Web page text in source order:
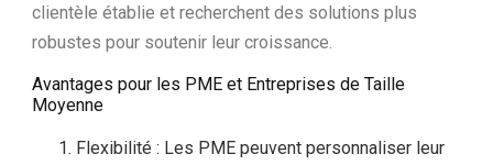
clientèle établie et recherchent des solutions plus
robustes pour soutenir leur croissance.
Avantages pour les PME et Entreprises de Taille
Moyenne
Flexibilité : Les PME peuvent personnaliser leur